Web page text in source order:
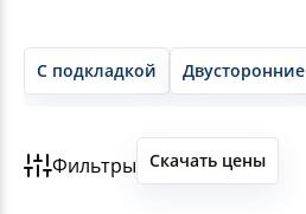
С подкладкой Двусторонние
Фильтры Скачать цены